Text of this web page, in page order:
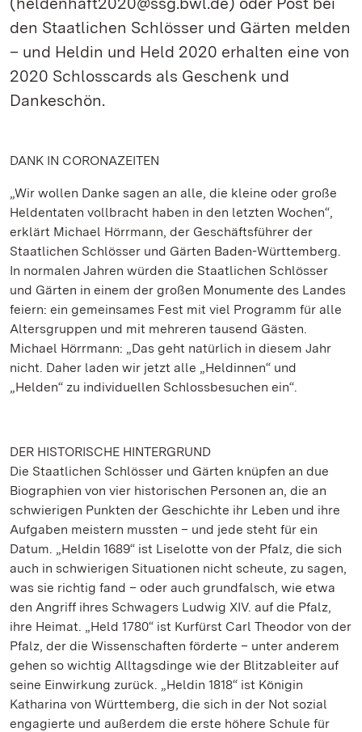
den Staatlichen Schlösser und Gärten melden
– und Heldin und Held 2020 erhalten eine von
2020 Schlosscards als Geschenk und
Dankeschön.
DANK IN CORONAZEITEN
„Wir wollen Danke sagen an alle, die kleine oder große
Heldentaten vollbracht haben in den letzten Wochen“,
erklärt Michael Hörrmann, der Geschäftsführer der
Staatlichen Schlösser und Gärten Baden-Württemberg.
In normalen Jahren würden die Staatlichen Schlösser
und Gärten in einem der großen Monumente des Landes
feiern: ein gemeinsames Fest mit viel Programm für alle
Altersgruppen und mit mehreren tausend Gästen.
Michael Hörrmann: „Das geht natürlich in diesem Jahr
nicht. Daher laden wir jetzt alle „Heldinnen“ und
„Helden“ zu individuellen Schlossbesuchen ein“.
DER HISTORISCHE HINTERGRUND
Die Staatlichen Schlösser und Gärten knüpfen an due
Biographien von vier historischen Personen an, die an
schwierigen Punkten der Geschichte ihr Leben und ihre
Aufgaben meistern mussten – und jede steht für ein
Datum. „Heldin 1689“ ist Liselotte von der Pfalz, die sich
auch in schwierigen Situationen nicht scheute, zu sagen,
was sie richtig fand – oder auch grundfalsch, wie etwa
den Angriff ihres Schwagers Ludwig XIV. auf die Pfalz,
ihre Heimat. „Held 1780“ ist Kurfürst Carl Theodor von der
Pfalz, der die Wissenschaften förderte – unter anderem
gehen so wichtig Alltagsdinge wie der Blitzableiter auf
seine Einwirkung zurück. „Heldin 1818“ ist Königin
Katharina von Württemberg, die sich in der Not sozial
engagierte und außerdem die erste höhere Schule für